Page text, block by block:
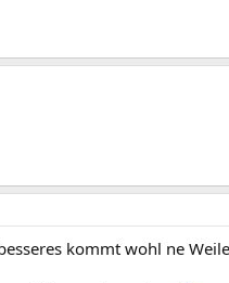
kommt wohl ne